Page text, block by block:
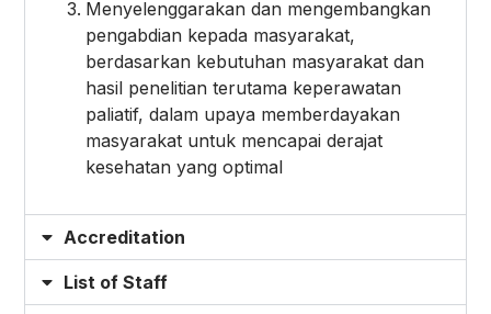
Menyelenggarakan dan mengembangkan
pengabdian kepada masyarakat,
berdasarkan kebutuhan masyarakat dan
hasil penelitian terutama keperawatan
paliatif, dalam upaya memberdayakan
masyarakat untuk mencapai derajat
kesehatan yang optimal
Accreditation
List of Staff